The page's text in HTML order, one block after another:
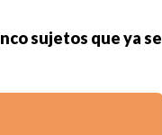
sujetos que ya se